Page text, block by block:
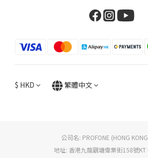
$ HKD 繁體中文
公司名: PROFONE (HONG
地址: 香港九龍觀塘偉業街158號KT